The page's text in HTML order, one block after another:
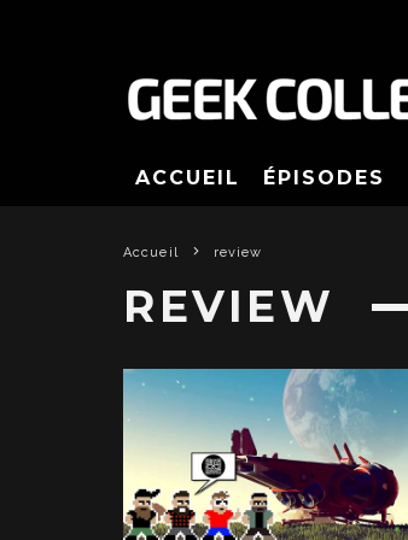
ACCUEIL ÉPISODES
Accueil review
REVIEW